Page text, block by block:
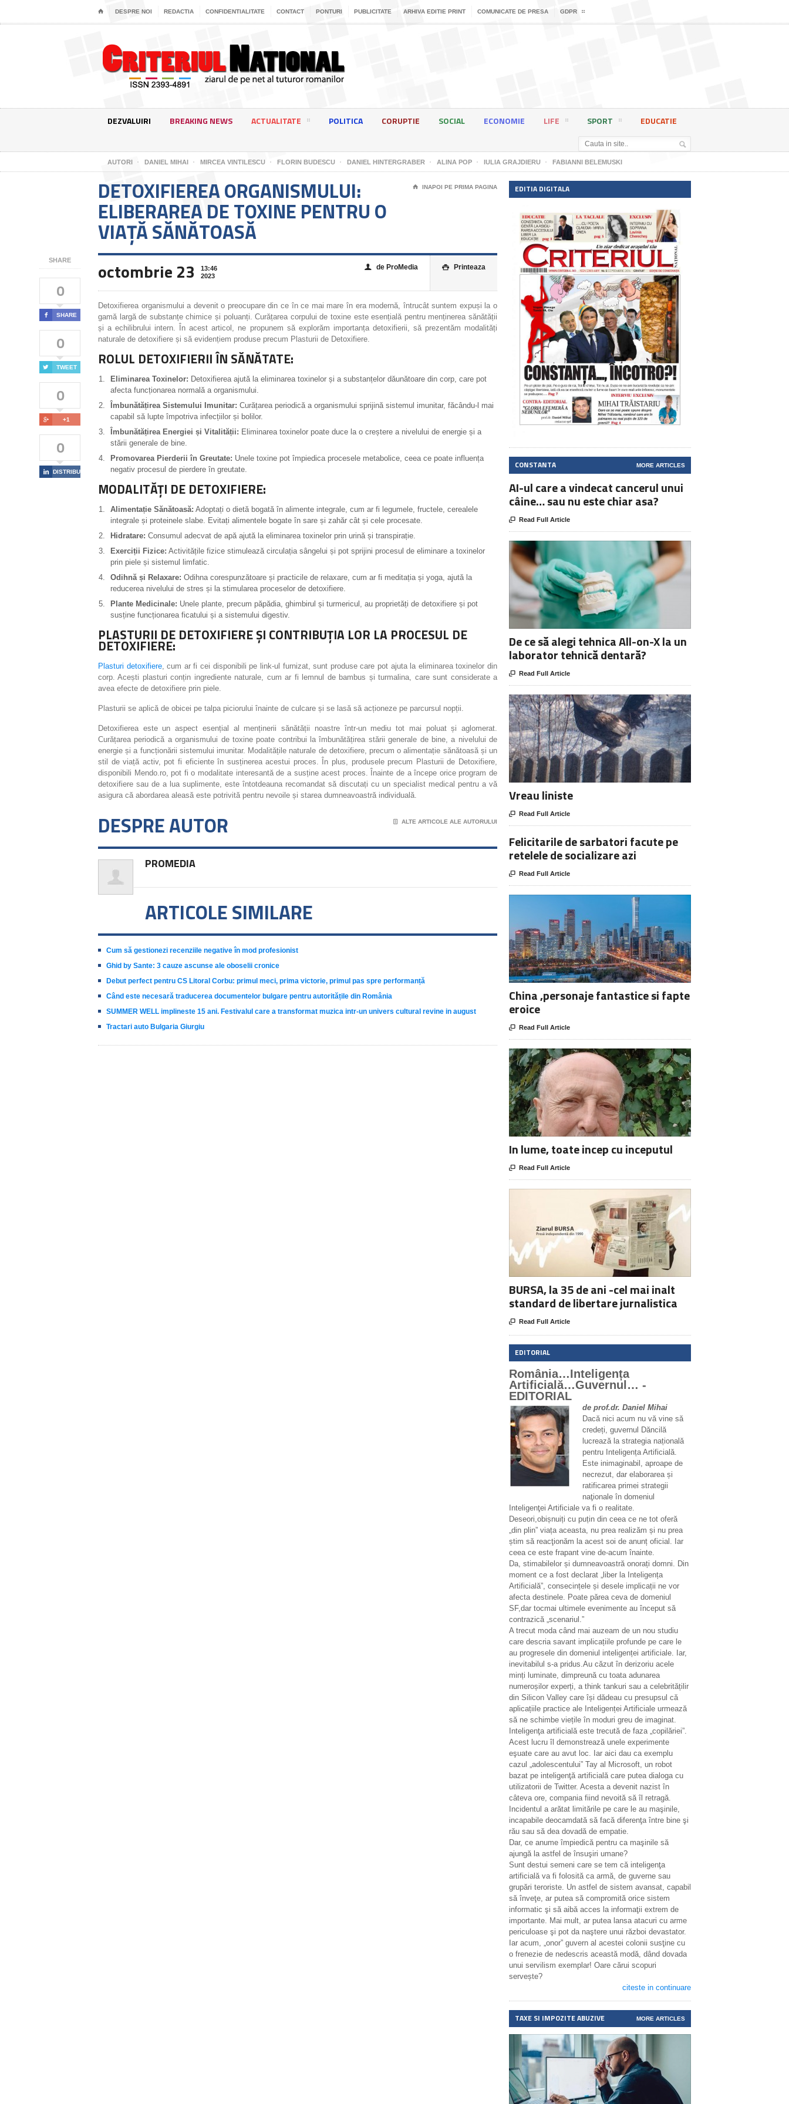
⌂ DESPRE NOI REDACTIA CONFIDENTIALITATE CONTACT PONTURI PUBLICITATE ARHIVA EDITIE PRINT COMUNICATE DE PRESA GDPR
DEZVALUIRI BREAKING NEWS ACTUALITATE POLITICA CORUPTIE SOCIAL ECONOMIE LIFE SPORT EDUCATIE
AUTORI DANIEL MIHAI MIRCEA VINTILESCU FLORIN BUDESCU DANIEL HINTERGRABER ALINA POP IULIA GRAJDIERU FABIANNI BELEMUSKI
SHARE
0
 SHARE
0
 TWEET
0
 +1
0
 DISTRIBUIE
DETOXIFIEREA ORGANISMULUI:
ELIBERAREA DE TOXINE PENTRU O
VIAȚĂ SĂNĂTOASĂ
⌂ INAPOI PE PRIMA PAGINA
octombrie 23
13:46
2023
 Printeaza
👤 de ProMedia
Detoxifierea organismului a devenit o preocupare din ce în ce mai mare în era modernă, întrucât suntem expuși la o
gamă largă de substanțe chimice și poluanți. Curățarea corpului de toxine este esențială pentru menținerea sănătății
și a echilibrului intern. În acest articol, ne propunem să explorăm importanța detoxifierii, să prezentăm modalități
naturale de detoxifiere și să evidențiem produse precum Plasturii de Detoxifiere.
ROLUL DETOXIFIERII ÎN SĂNĂTATE:
Eliminarea Toxinelor: Detoxifierea ajută la eliminarea toxinelor și a substanțelor dăunătoare din corp, care pot
afecta funcționarea normală a organismului.
Îmbunătățirea Sistemului Imunitar: Curățarea periodică a organismului sprijină sistemul imunitar, făcându-l mai
capabil să lupte împotriva infecțiilor și bolilor.
Îmbunătățirea Energiei și Vitalității: Eliminarea toxinelor poate duce la o creștere a nivelului de energie și a
stării generale de bine.
Promovarea Pierderii în Greutate: Unele toxine pot împiedica procesele metabolice, ceea ce poate influența
negativ procesul de pierdere în greutate.
MODALITĂȚI DE DETOXIFIERE:
Alimentație Sănătoasă: Adoptați o dietă bogată în alimente integrale, cum ar fi legumele, fructele, cerealele
integrale și proteinele slabe. Evitați alimentele bogate în sare și zahăr cât și cele procesate.
Hidratare: Consumul adecvat de apă ajută la eliminarea toxinelor prin urină și transpirație.
Exerciții Fizice: Activitățile fizice stimulează circulația sângelui și pot sprijini procesul de eliminare a toxinelor
prin piele și sistemul limfatic.
Odihnă și Relaxare: Odihna corespunzătoare și practicile de relaxare, cum ar fi meditația și yoga, ajută la
reducerea nivelului de stres și la stimularea proceselor de detoxifiere.
Plante Medicinale: Unele plante, precum păpădia, ghimbirul și turmericul, au proprietăți de detoxifiere și pot
susține funcționarea ficatului și a sistemului digestiv.
PLASTURII DE DETOXIFIERE ȘI CONTRIBUȚIA LOR LA PROCESUL DE
DETOXIFIERE:
Plasturi detoxifiere, cum ar fi cei disponibili pe link-ul furnizat, sunt produse care pot ajuta la eliminarea toxinelor din
corp. Acești plasturi conțin ingrediente naturale, cum ar fi lemnul de bambus și turmalina, care sunt considerate a
avea efecte de detoxifiere prin piele.
Plasturii se aplică de obicei pe talpa piciorului înainte de culcare și se lasă să acționeze pe parcursul nopții.
Detoxifierea este un aspect esențial al menținerii sănătății noastre într-un mediu tot mai poluat și aglomerat.
Curățarea periodică a organismului de toxine poate contribui la îmbunătățirea stării generale de bine, a nivelului de
energie și a funcționării sistemului imunitar. Modalitățile naturale de detoxifiere, precum o alimentație sănătoasă și un
stil de viață activ, pot fi eficiente în susținerea acestui proces. În plus, produsele precum Plasturii de Detoxifiere,
disponibili Mendo.ro, pot fi o modalitate interesantă de a susține acest proces. Înainte de a începe orice program de
detoxifiere sau de a lua suplimente, este întotdeauna recomandat să discutați cu un specialist medical pentru a vă
asigura că abordarea aleasă este potrivită pentru nevoile și starea dumneavoastră individuală.
DESPRE AUTOR 📄 ALTE ARTICOLE ALE AUTORULUI
PROMEDIA
ARTICOLE SIMILARE
Cum să gestionezi recenziile negative în mod profesionist
Ghid by Sante: 3 cauze ascunse ale oboselii cronice
Debut perfect pentru CS Litoral Corbu: primul meci, prima victorie, primul pas spre performanță
Când este necesară traducerea documentelor bulgare pentru autoritățile din România
SUMMER WELL implineste 15 ani. Festivalul care a transformat muzica intr-un univers cultural revine in august
Tractari auto Bulgaria Giurgiu
EDITIA DIGITALA
CONSTANTA MORE ARTICLES
AI-ul care a vindecat cancerul unui
câine… sau nu este chiar asa?
 Read Full Article
De ce să alegi tehnica All-on-X la un
laborator tehnică dentară?
 Read Full Article
Vreau liniste
 Read Full Article
Felicitarile de sarbatori facute pe
retelele de socializare azi
 Read Full Article
China ,personaje fantastice si fapte
eroice
 Read Full Article
In lume, toate incep cu inceputul
 Read Full Article
BURSA, la 35 de ani -cel mai inalt
standard de libertare jurnalistica
 Read Full Article
EDITORIAL
România…Inteligența
Artificială…Guvernul… -
EDITORIAL
de prof.dr. Daniel Mihai
Dacă nici acum nu vă vine să
credeți, guvernul Dăncilă
lucrează la strategia națională
pentru Inteligența Artificială.
Este inimaginabil, aproape de
necrezut, dar elaborarea și
ratificarea primei strategii
naţionale în domeniul
Inteligenţei Artificiale va fi o realitate.
Deseori,obișnuiți cu puțin din ceea ce ne tot oferă
„din plin” viața aceasta, nu prea realizăm și nu prea
știm să reacţionăm la acest soi de anunț oficial. Iar
ceea ce este frapant vine de-acum înainte.
Da, stimabilelor și dumneavoastră onorați domni. Din
moment ce a fost declarat „liber la Inteligența
Artificială”, consecințele și desele implicații ne vor
afecta destinele. Poate părea ceva de domeniul
SF,dar tocmai ultimele evenimente au început să
contrazică „scenariul.”
A trecut moda când mai auzeam de un nou studiu
care descria savant implicațiile profunde pe care le
au progresele din domeniul inteligenței artificiale. Iar,
inevitabilul s-a pridus.Au căzut în derizoriu acele
minți luminate, dimpreună cu toata adunarea
numeroșilor experți, a think tankuri sau a celebritățilir
din Silicon Valley care își dădeau cu presupsul că
aplicațiile practice ale Inteligenței Artificiale urmează
să ne schimbe viețile în moduri greu de imaginat.
Inteligenţa artificială este trecută de faza „copilăriei”.
Acest lucru îl demonstrează unele experimente
eşuate care au avut loc. Iar aici dau ca exemplu
cazul „adolescentului” Tay al Microsoft, un robot
bazat pe inteligenţă artificială care putea dialoga cu
utilizatorii de Twitter. Acesta a devenit nazist în
câteva ore, compania fiind nevoită să îl retragă.
Incidentul a arătat limitările pe care le au maşinile,
incapabile deocamdată să facă diferenţa între bine şi
rău sau să dea dovadă de empatie.
Dar, ce anume împiedică pentru ca maşinile să
ajungă la astfel de însuşiri umane?
Sunt destui semeni care se tem că inteligenţa
artificială va fi folosită ca armă, de guverne sau
grupări teroriste. Un astfel de sistem avansat, capabil
să înveţe, ar putea să compromită orice sistem
informatic şi să aibă acces la informaţii extrem de
importante. Mai mult, ar putea lansa atacuri cu arme
periculoase şi pot da naştere unui război devastator.
Iar acum, „onor” guvern al acestei colonii susţine cu
o frenezie de nedescris această modă, dând dovada
unui servilism exemplar! Oare cărui scopuri
servește?
citeste in continuare
TAXE SI IMPOZITE ABUZIVE MORE ARTICLES